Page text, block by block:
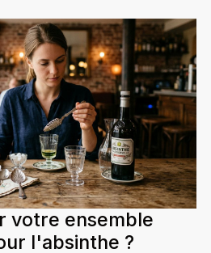
votre ensemble
l'absinthe ?